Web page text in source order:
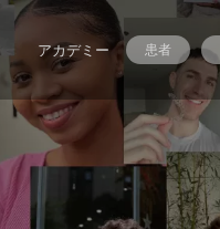
アカデミー 患者